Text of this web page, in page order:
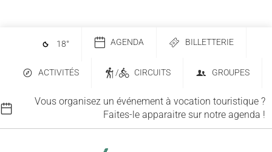
18° AGENDA BILLETTERIE
ACTIVITÉS / CIRCUITS GROUPES
Vous organisez un événement à vocation touristique ?
Faites-le apparaitre sur notre agenda !